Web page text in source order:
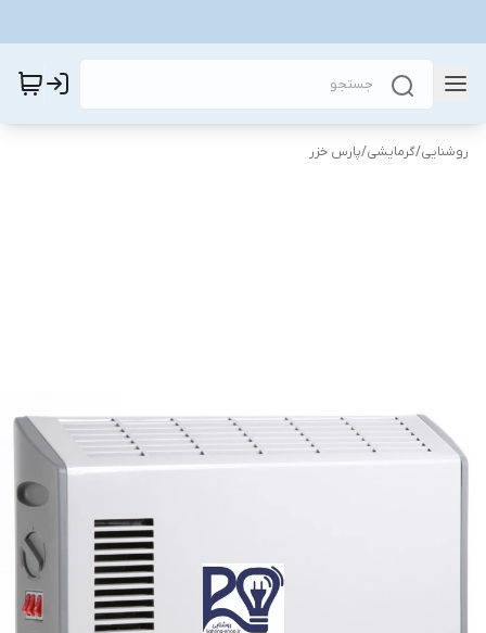
روشنایی/گرمایشی/پارس خزر